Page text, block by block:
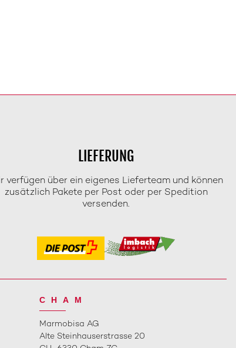
LIEFERUNG
verfügen über ein eigenes Lieferteam und können
zusätzlich Pakete per Post oder per Spedition
versenden.
CHAM
Marmobisa AG
Alte Steinhauserstrasse 20